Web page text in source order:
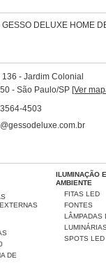
DELUXE HOME
- Jardim Colonial
- São Paulo/SP [Ver
4503
DE
ILUMINAÇÃO
AMBIENTE
FITAS LED
FONTES
LÂMPADAS
LUMINÁRIAS
SPOTS LED